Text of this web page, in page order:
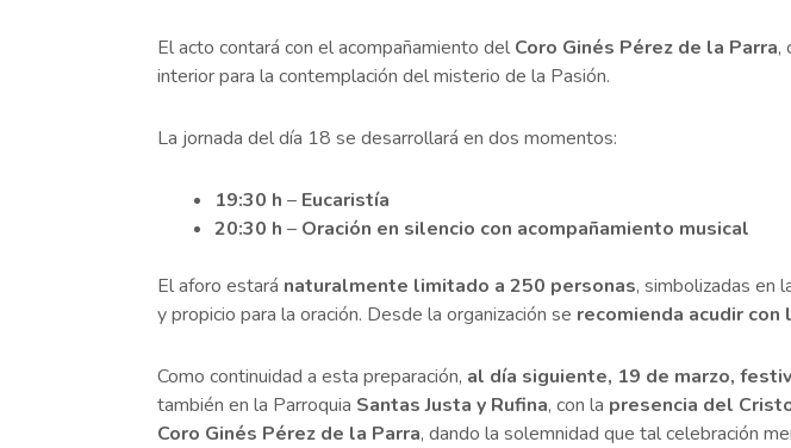
El acto contará con el acompañamiento del Coro Ginés Pérez de la Parra,
interior para la contemplación del misterio de la Pasión.
La jornada del día 18 se desarrollará en dos momentos:
19:30 h – Eucaristía
20:30 h – Oración en silencio con acompañamiento musical
El aforo estará naturalmente limitado a 250 personas, simbolizadas en
y propicio para la oración. Desde la organización se recomienda acudir
Como continuidad a esta preparación, al día siguiente, 19 de marzo,
también en la Parroquia Santas Justa y Rufina, con la presencia del
Coro Ginés Pérez de la Parra, dando la solemnidad que tal celebración